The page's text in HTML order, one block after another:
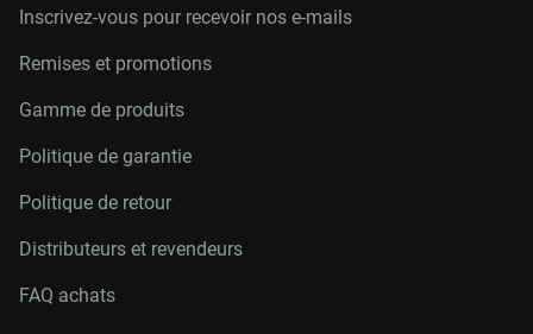
Inscrivez-vous pour recevoir nos e-mails
Remises et promotions
Gamme de produits
Politique de garantie
Politique de retour
Distributeurs et revendeurs
FAQ achats